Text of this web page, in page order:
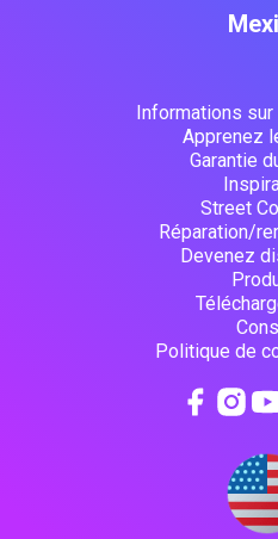
Informations
Apprenez
Garantie
Street
Réparation/
Devenez
Politique de